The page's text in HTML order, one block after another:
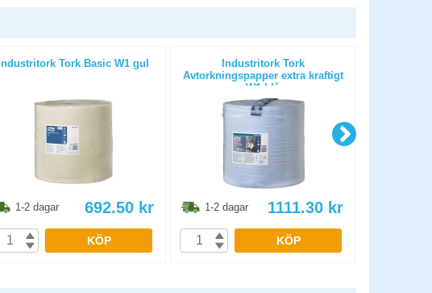
Industritork Tork Basic W1 gul
1-2 dagar 692.50 kr
KÖP
Industritork Tork
Avtorkningspapper extra kraftigt
W1 blå
1-2 dagar 1111.30 kr
KÖP